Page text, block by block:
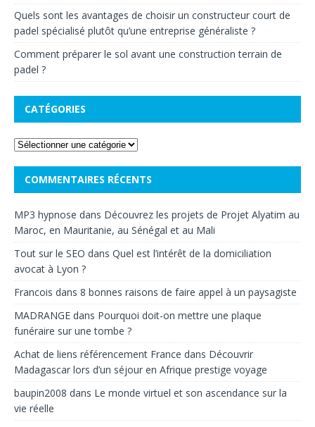
Quels sont les avantages de choisir un constructeur court de
padel spécialisé plutôt qu’une entreprise généraliste ?
Comment préparer le sol avant une construction terrain de
padel ?
CATÉGORIES
COMMENTAIRES RÉCENTS
MP3 hypnose dans Découvrez les projets de Projet Alyatim au
Maroc, en Mauritanie, au Sénégal et au Mali
Tout sur le SEO dans Quel est l’intérêt de la domiciliation
avocat à Lyon ?
Francois dans 8 bonnes raisons de faire appel à un paysagiste
MADRANGE dans Pourquoi doit-on mettre une plaque
funéraire sur une tombe ?
Achat de liens référencement France dans Découvrir
Madagascar lors d’un séjour en Afrique prestige voyage
baupin2008 dans Le monde virtuel et son ascendance sur la
vie réelle